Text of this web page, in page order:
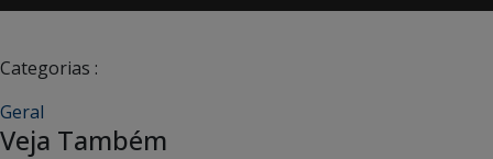
Categorias :
Geral
Veja Também